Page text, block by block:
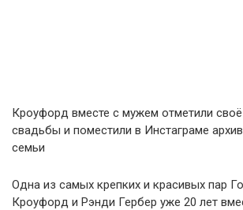
Кроуфорд вместе с мужем отметили
свадьбы и поместили в Инстаграме
семьи
Одна из самых крепких и красивых пар
Кроуфорд и Рэнди Гербер уже 20 лет